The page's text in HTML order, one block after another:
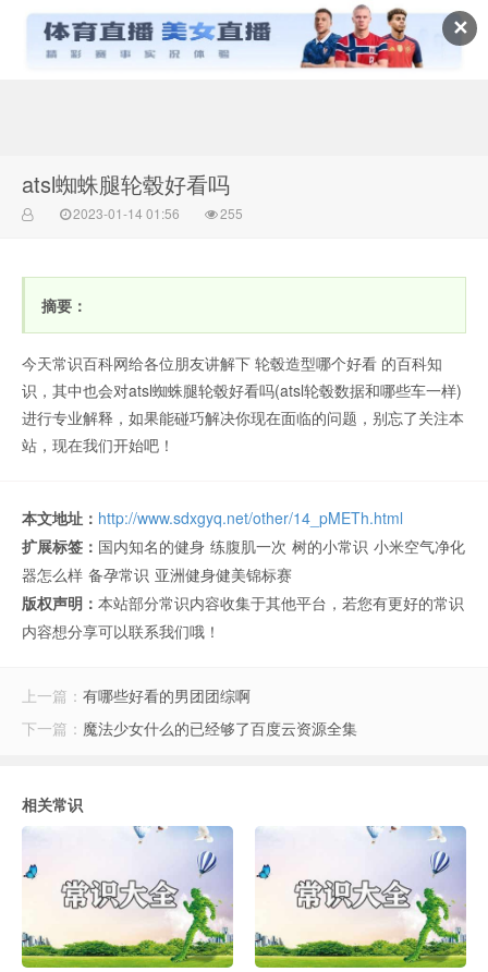
✕
atsl蜘蛛腿轮毂好看吗
2023-01-14 01:56 255
摘要：
今天常识百科网给各位朋友讲解下 轮毂造型哪个好看 的百科知
识，其中也会对atsl蜘蛛腿轮毂好看吗(atsl轮毂数据和哪些车一样)
进行专业解释，如果能碰巧解决你现在面临的问题，别忘了关注本
站，现在我们开始吧！
本文地址： http://www.sdxgyq.net/other/14_pMETh.html
扩展标签： 国内知名的健身 练腹肌一次 树的小常识 小米空气净化
器怎么样 备孕常识 亚洲健身健美锦标赛
版权声明： 本站部分常识内容收集于其他平台，若您有更好的常识
内容想分享可以联系我们哦！
上一篇： 有哪些好看的男团团综啊
下一篇： 魔法少女什么的已经够了百度云资源全集
相关常识